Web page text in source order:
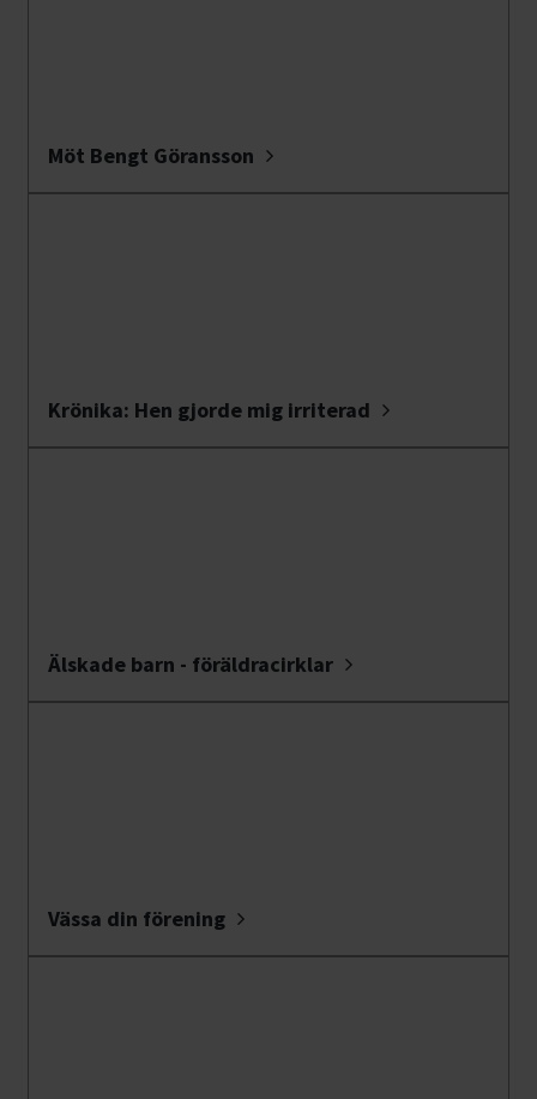
Möt Bengt Göransson
Krönika: Hen gjorde mig irriterad
Älskade barn - föräldracirklar
Vässa din förening